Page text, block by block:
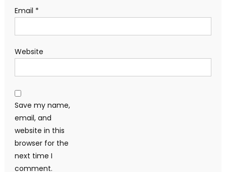
Email *
Website
Save my name,
email, and
website in this
browser for the
next time I
comment.